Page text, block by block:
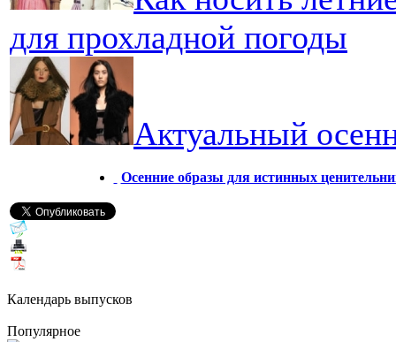
для прохладной погоды
Актуальный
Осенние образы для истинных
Календарь выпусков
Популярное